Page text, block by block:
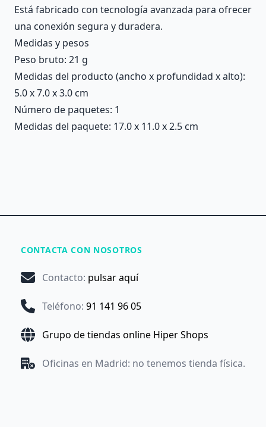
Está fabricado con tecnología avanzada para ofrecer
una conexión segura y duradera.
Medidas y pesos
Peso bruto: 21 g
Medidas del producto (ancho x profundidad x alto):
5.0 x 7.0 x 3.0 cm
Número de paquetes: 1
Medidas del paquete: 17.0 x 11.0 x 2.5 cm
CONTACTA CON NOSOTROS
Contacto: pulsar aquí
Teléfono: 91 141 96 05
Grupo de tiendas online Hiper Shops
Oficinas en Madrid: no tenemos tienda física.